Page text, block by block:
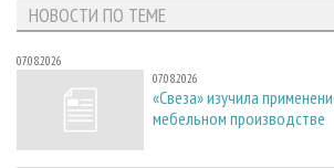
НОВОСТИ ПО ТЕМЕ
07.08.2026
07.08.2026
«Свеза» изучила
мебельном производстве